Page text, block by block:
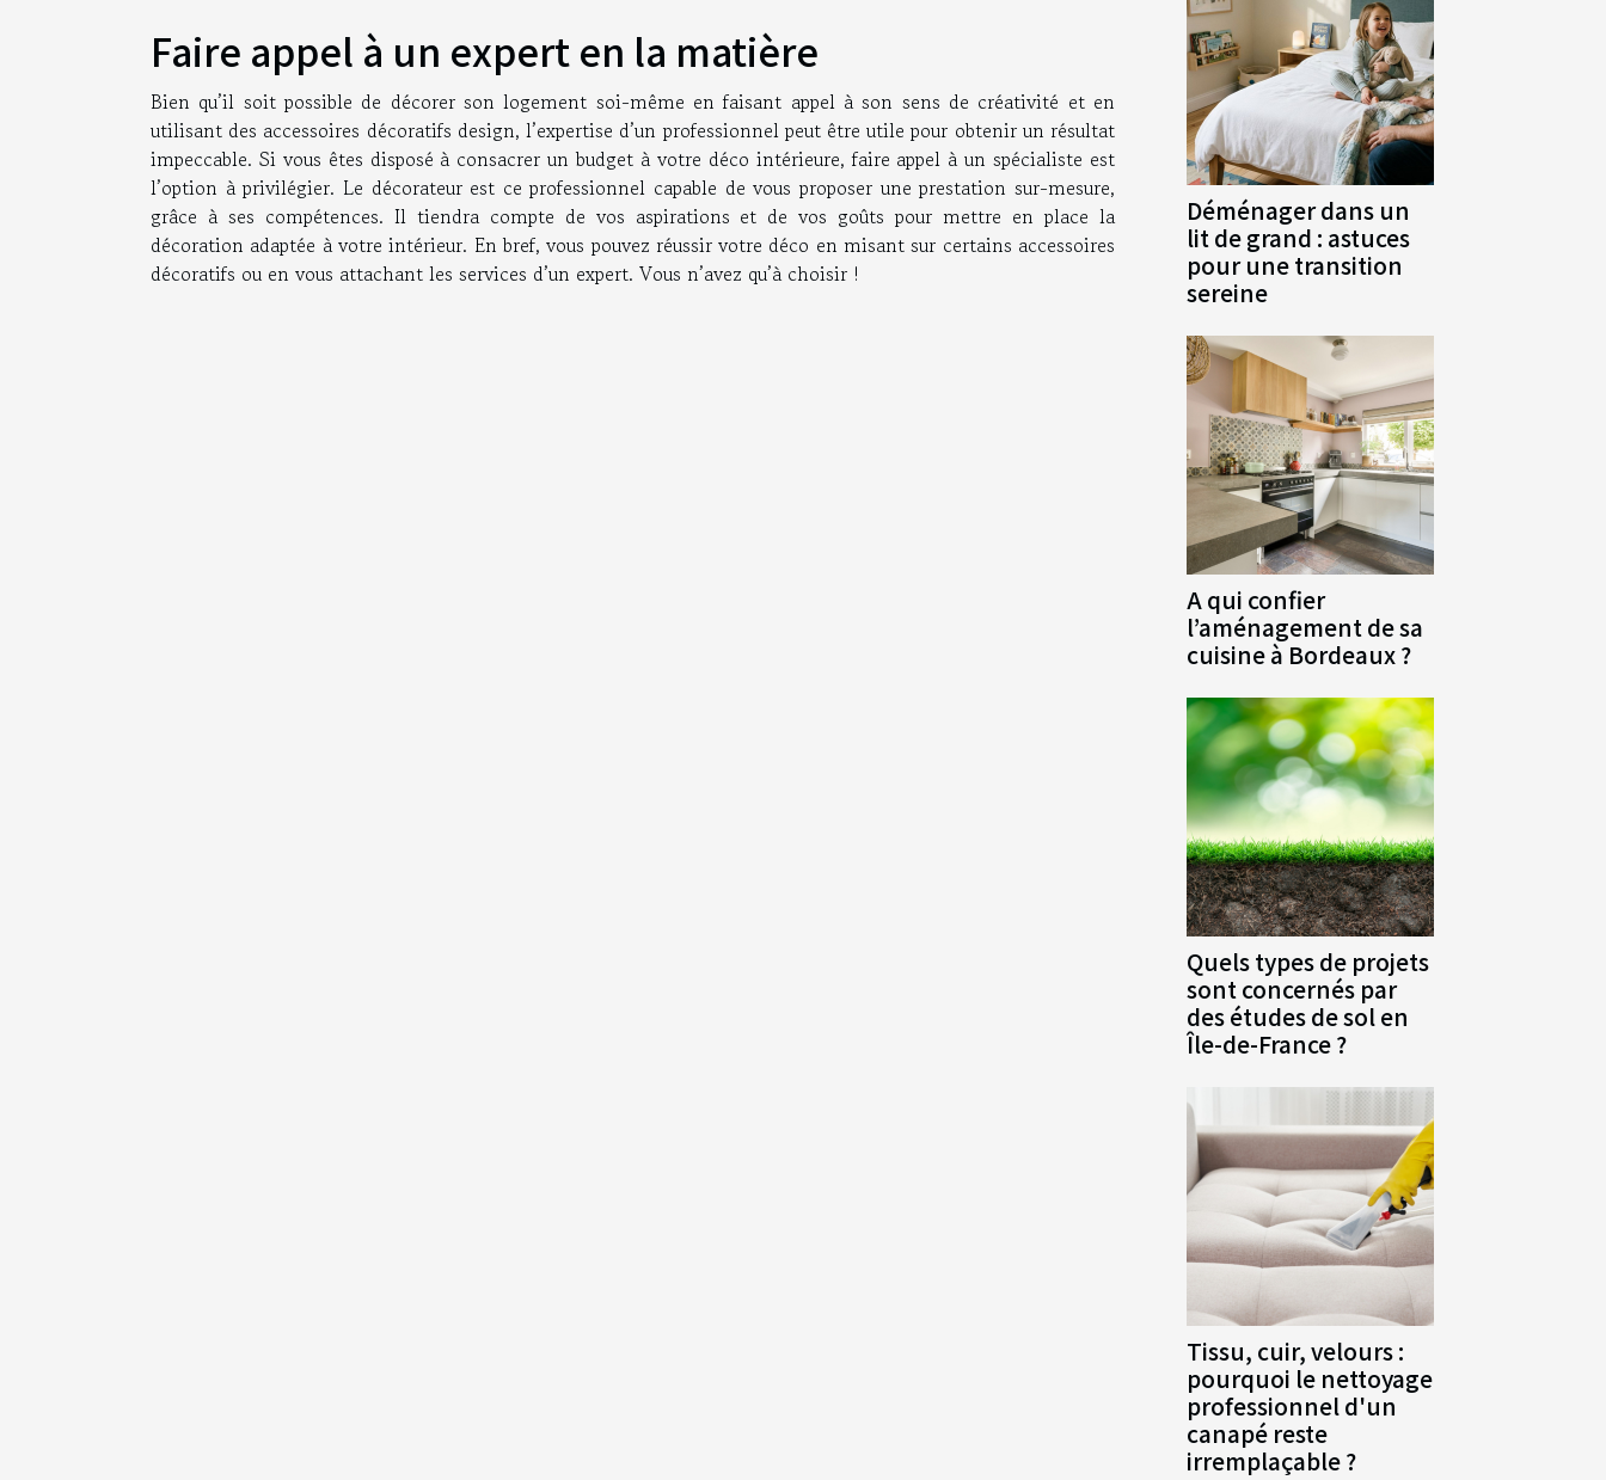
Faire appel à un expert en la matière
Bien qu’il soit possible de décorer son logement soi-même en faisant appel à son sens de créativité et en
utilisant des accessoires décoratifs design, l’expertise d’un professionnel peut être utile pour obtenir un résultat
impeccable. Si vous êtes disposé à consacrer un budget à votre déco intérieure, faire appel à un spécialiste est
l’option à privilégier. Le décorateur est ce professionnel capable de vous proposer une prestation sur-mesure,
grâce à ses compétences. Il tiendra compte de vos aspirations et de vos goûts pour mettre en place la
décoration adaptée à votre intérieur. En bref, vous pouvez réussir votre déco en misant sur certains accessoires
décoratifs ou en vous attachant les services d’un expert. Vous n’avez qu’à choisir !
Déménager dans un
lit de grand : astuces
pour une transition
sereine
A qui confier
l’aménagement de sa
cuisine à Bordeaux ?
Quels types de projets
sont concernés par
des études de sol en
Île-de-France ?
Tissu, cuir, velours :
pourquoi le nettoyage
professionnel d'un
canapé reste
irremplaçable ?